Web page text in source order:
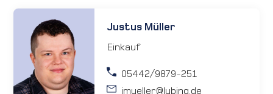
Justus Müller
Einkauf
05442/9879-251
jmueller@lubing.de